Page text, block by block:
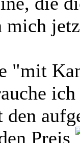
mich
"mit
Preis